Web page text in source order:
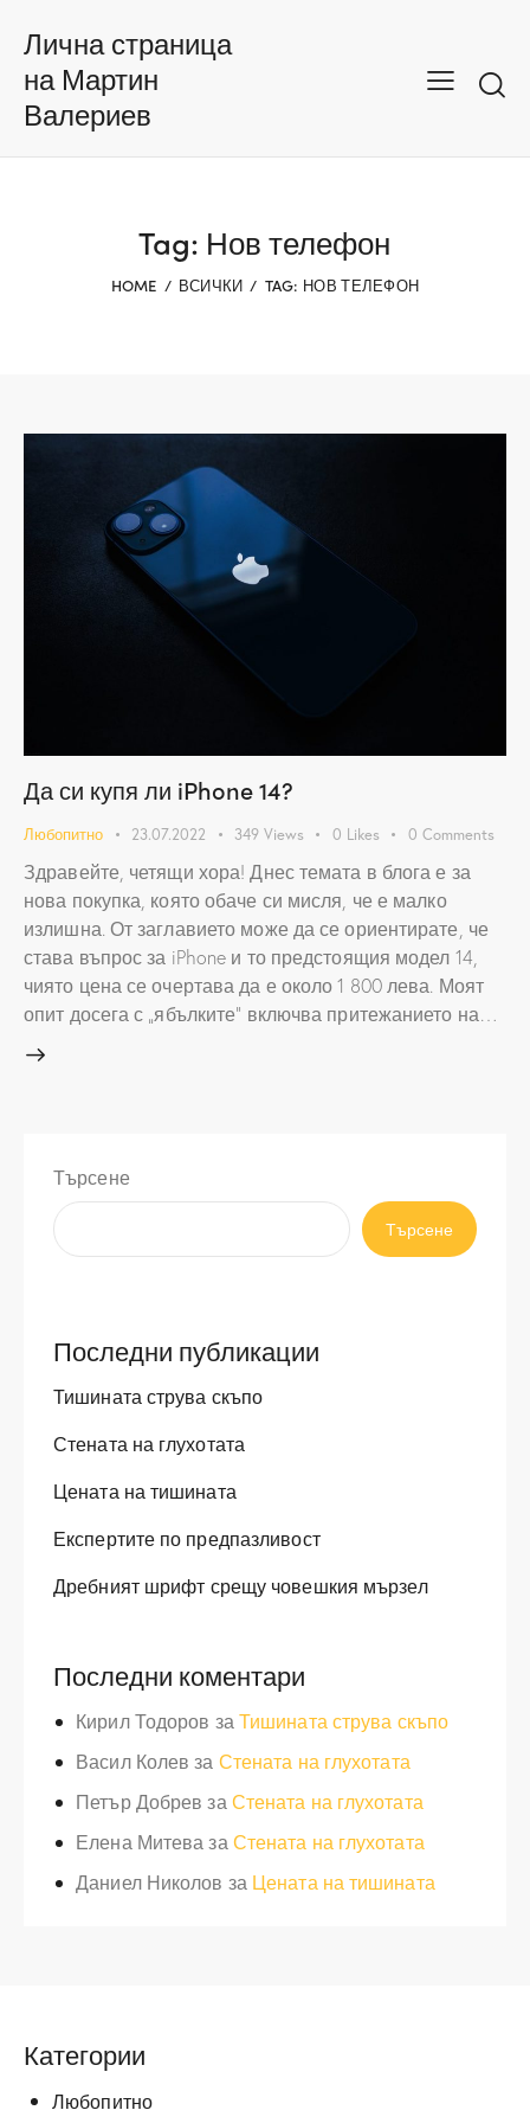
Лична страница
на Мартин
Валериев
Tag: Нов телефон
HOME ВСИЧКИ TAG: НОВ ТЕЛЕФОН
Да си купя ли iPhone 14?
Любопитно 23.07.2022 349 Views 0 Likes 0 Comments
Здравейте, четящи хора! Днес темата в блога е за
нова покупка, която обаче си мисля, че е малко
излишна. От заглавието може да се ориентирате, че
става въпрос за iPhone и то предстоящия модел 14,
чиято цена се очертава да е около 1 800 лева. Моят
опит досега с „ябълките“ включва притежанието на…
Търсене
Търсене
Последни публикации
Тишината струва скъпо
Стената на глухотата
Цената на тишината
Експертите по предпазливост
Дребният шрифт срещу човешкия мързел
Последни коментари
Кирил Тодоров за Тишината струва скъпо
Васил Колев за Стената на глухотата
Петър Добрев за Стената на глухотата
Елена Митева за Стената на глухотата
Даниел Николов за Цената на тишината
Категории
Любопитно